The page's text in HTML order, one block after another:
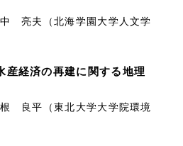
亮夫（北海学園大学人文学
産経済の再建に関する地理
良平（東北大学大学院環境